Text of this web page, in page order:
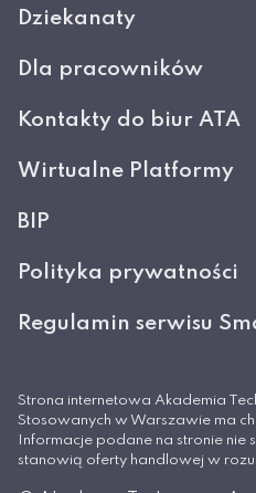
Dziekanaty
Dla pracowników
Kontakty do biur ATA
Wirtualne Platformy
BIP
Polityka prywatności
Regulamin serwisu
Strona internetowa Akademia
Stosowanych w Warszawie ma
Informacje podane na stronie nie
stanowią oferty handlowej w